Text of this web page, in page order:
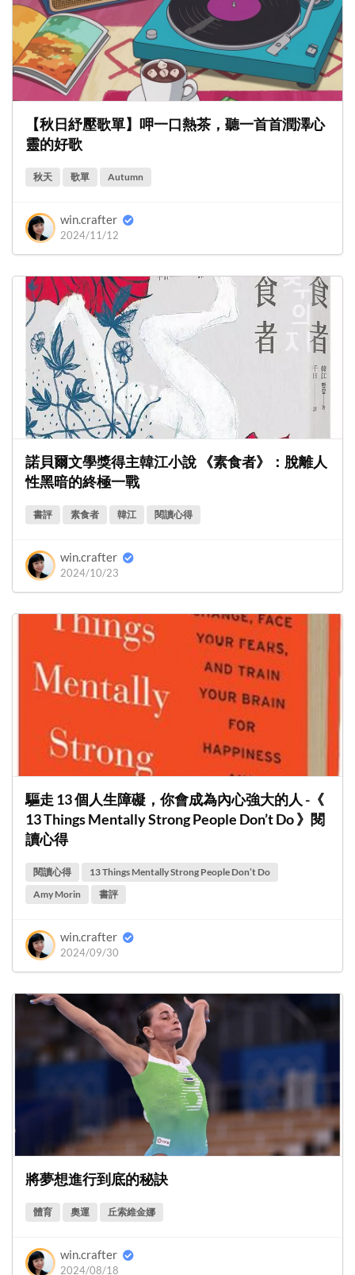
【秋日紓壓歌單】呷一口熱茶，聽一首首潤澤心
靈的好歌
秋天 歌單 Autumn
win.crafter
2024/11/12
諾貝爾文學獎得主韓江小說 《素食者》：脫離人
性黑暗的終極一戰
書評 素食者 韓江 閱讀心得
win.crafter
2024/10/23
驅走 13 個人生障礙，你會成為內心強大的人 -《
13 Things Mentally Strong People Don’t Do 》閱
讀心得
閱讀心得
13 Things Mentally Strong People Don’t Do
Amy Morin
書評
win.crafter
2024/09/30
將夢想進行到底的秘訣
體育 奧運 丘索維金娜
win.crafter
2024/08/18